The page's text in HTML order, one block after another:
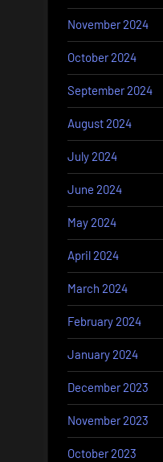
November 2024
October 2024
September 2024
August 2024
July 2024
June 2024
May 2024
April 2024
March 2024
February 2024
January 2024
December 2023
November 2023
October 2023